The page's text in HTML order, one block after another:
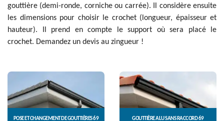
gouttière (demi-ronde, corniche ou carrée). Il considère ensuite
les dimensions pour choisir le crochet (longueur, épaisseur et
hauteur). Il prend en compte le support où sera placé le
crochet. Demandez un devis au zingueur !
POSE ET CHANGEMENT DE GOUTTIÈRES 69 GOUTTIÈRE ALU SANS RACCORD 69